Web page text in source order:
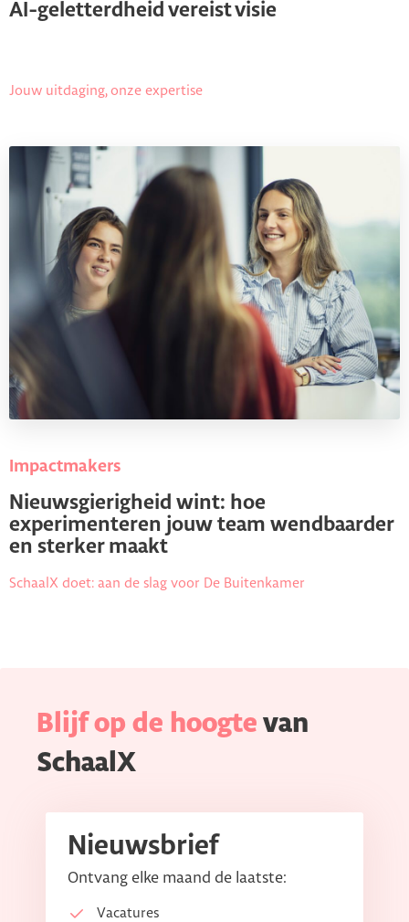
AI-geletterdheid vereist visie
Jouw uitdaging, onze expertise
Impactmakers
Nieuwsgierigheid wint: hoe
experimenteren jouw team wendbaarder
en sterker maakt
SchaalX doet: aan de slag voor De Buitenkamer
Blijf op de hoogte van
SchaalX
Nieuwsbrief
Ontvang elke maand de laatste:
Vacatures